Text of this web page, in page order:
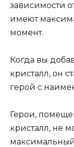
зависимости
имеют
момент.
Когда вы
кристалл, он
герой с
Герои,
кристалл, не